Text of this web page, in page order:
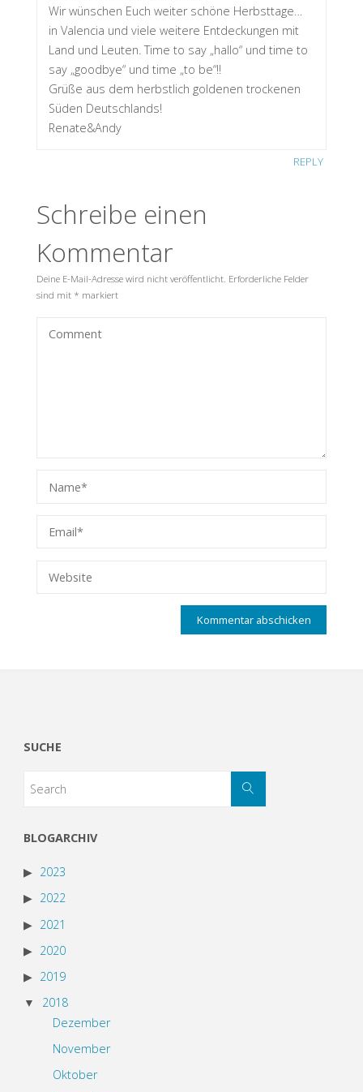
Wir wünschen Euch weiter schöne Herbsttage…
in Valencia und viele weitere Entdeckungen mit
Land und Leuten. Time to say „hallo“ und time to
say „goodbye“ und time „to be“!!
Grüße aus dem herbstlich goldenen trockenen
Süden Deutschlands!
Renate&Andy
REPLY
Schreibe einen
Kommentar
Deine E-Mail-Adresse wird nicht veröffentlicht. Erforderliche Felder
sind mit * markiert
SUCHE
BLOGARCHIV
2023
2022
2021
2020
2019
2018
Dezember
November
Oktober